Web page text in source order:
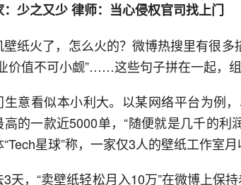
：少之又少 律师：当心侵权官司找上门
壁纸火了，怎么火的？微博热搜里有很多
价值不可小觑”……这些句子拼在一起，组
生意看似本小利大。以某网络平台为例
高的一款近5000单，“随便就是几千的利
“Tech星球”称，一家仅3人的壁纸工作室
3天，“卖壁纸轻松月入10万”在微博上保